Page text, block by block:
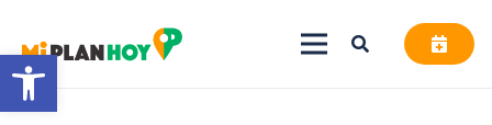
Abrir barra de herramientas